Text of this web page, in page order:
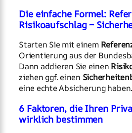
Die einfache Formel:
Risikoaufschlag −
Starten Sie mit einem
Orientierung aus der
Dann addieren Sie einen
ziehen ggf. einen
eine echte Absicherung haben.
6 Faktoren, die Ihren
wirklich bestimmen